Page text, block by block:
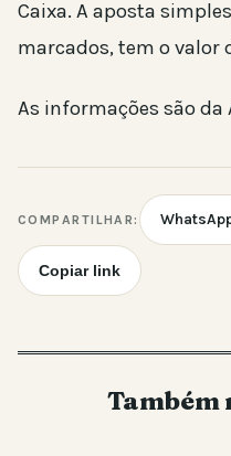
Caixa. A aposta
marcados, tem o valor
As informações são da
COMPARTILHAR:
Copiar link
Também